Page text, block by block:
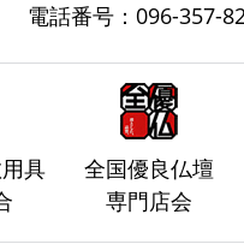
電話番号：096-357-
具
全国優良仏壇
専門店会